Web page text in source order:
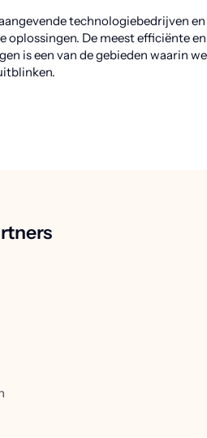
technologiebedrijven en
oplossingen. De meest efficiënte en
is een van de gebieden waarin we